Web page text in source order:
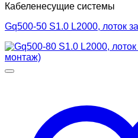
Кабеленесущие системы
Gq500-50 S1.0 L2000, лоток